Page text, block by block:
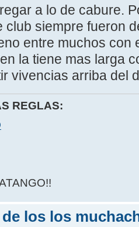
a lo de cabure.
club siempre fueron
entre muchos con
la tiene mas larga
vivencias arriba del
REGLAS:
los los